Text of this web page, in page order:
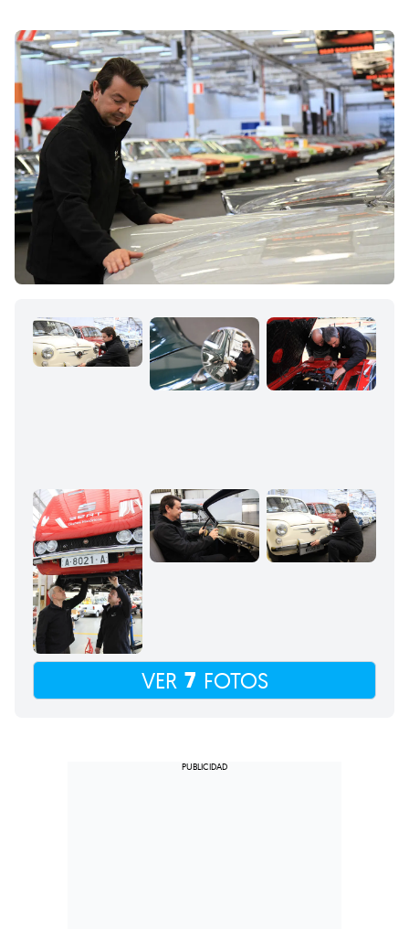
VER 7 FOTOS